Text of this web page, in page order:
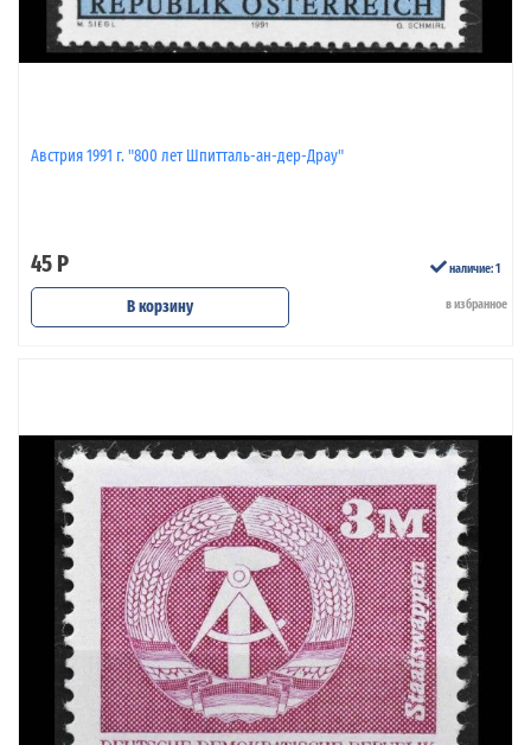
Австрия 1991 г. "800 лет Шпитталь-ан-дер-Драу"
45 Р наличие: 1
В корзину в избранное